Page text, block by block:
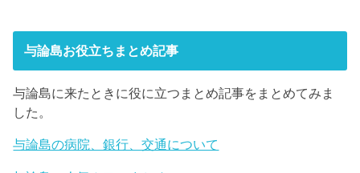
与論島お役立ちまとめ記事
与論島に来たときに役に立つまとめ記事をまとめてみま
した。
与論島の病院、銀行、交通について